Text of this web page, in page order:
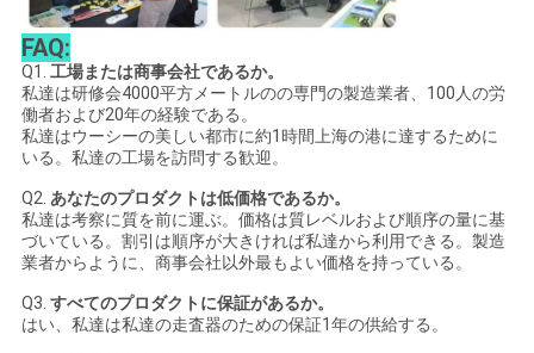
FAQ:
Q1. 工場または商事会社であるか。
私達は研修会4000平方メートルのの専門の製造業者、100人の労
働者および20年の経験である。
私達はウーシーの美しい都市に約1時間上海の港に達するために
いる。私達の工場を訪問する歓迎。
Q2. あなたのプロダクトは低価格であるか。
私達は考察に質を前に運ぶ。価格は質レベルおよび順序の量に基
づいている。割引は順序が大きければ私達から利用できる。製造
業者からように、商事会社以外最もよい価格を持っている。
Q3. すべてのプロダクトに保証があるか。
はい、私達は私達の走査器のための保証1年の供給する。